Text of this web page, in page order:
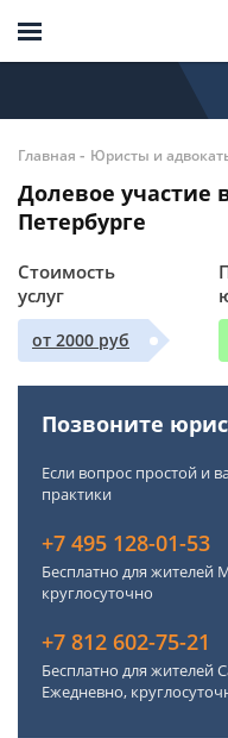
Главная - Юристы и
Долевое участие
Петербурге
Стоимость
услуг
от 2000 руб
Позвоните
Если вопрос простой и
практики
+7 495 128-01-53
Бесплатно для
круглосуточно
+7 812 602-75-21
Бесплатно для жителей
Ежедневно,